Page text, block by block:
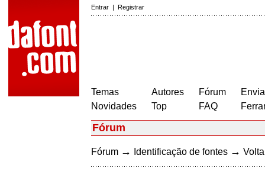
Entrar | Registrar
Temas
Novidades
Autores
Top
Fórum
FAQ
Fórum
Fórum → Identificação de fontes →